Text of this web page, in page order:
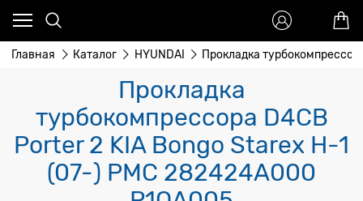
Главная Каталог HYUNDAI Прокладка
Прокладка
турбокомпрессора D4CB
Porter 2 KIA Bongo Starex H-1
(07-) PMC 282424A000